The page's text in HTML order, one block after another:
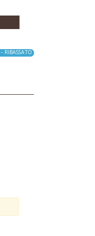
- RIBASSATO